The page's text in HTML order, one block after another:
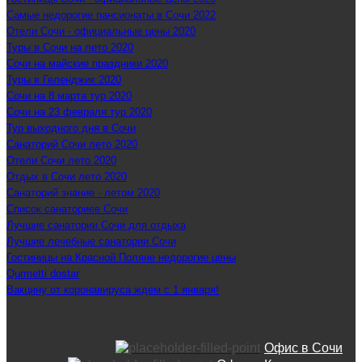
Самые недорогие пансионаты в Сочи 2022
Отели Сочи - официальные цены 2020
Туры в Сочи на лето 2020
Сочи на майские праздники 2020
Туры в Геленджик 2020
Сочи на 8 марта тур 2020
Сочи на 23 февраля тур 2020
Тур выходного дня в Сочи
Санаторий Сочи лето 2020
Отели Сочи лето 2020
Отдых в Сочи лето 2020
Санаторий знание - летом 2020
Список санаториев Сочи
Лучшие санатории Сочи для отдыха
Лучшие лечебные санатории Сочи
Гостиницы на Красной Поляне недорогие цены
Qurmetti dostar
Вакцину от коронавируса ждем с 1 января!
Офис в Сочи